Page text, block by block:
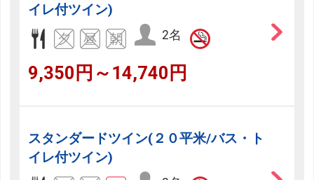
イレ付ツイン)
2名
9,350円～14,740円
スタンダードツイン(２０平米/バス・ト
イレ付ツイン)